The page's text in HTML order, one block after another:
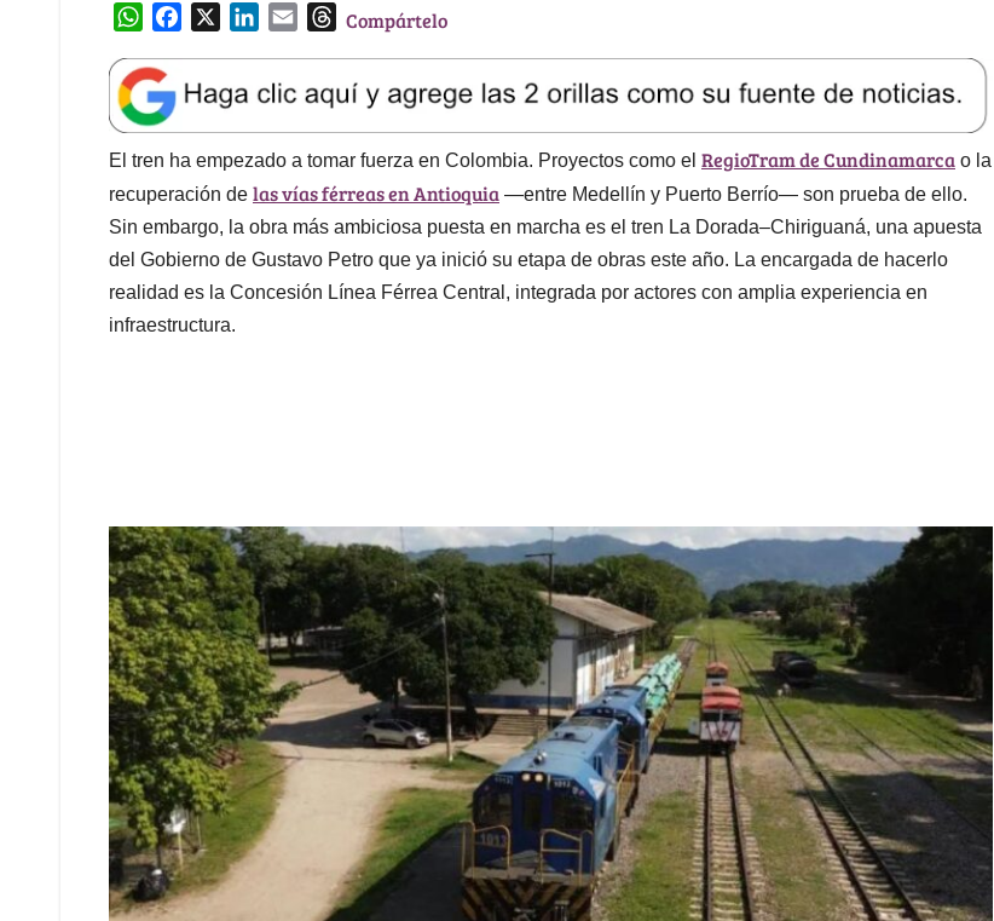
W
a
t
s
A
p
p
e
b
o
o
k
k
e
d
I
n
l
T
e
a
d
s
Compártelo
El tren ha empezado a tomar fuerza en Colombia. Proyectos como el RegioTram de Cundinamarca o la
recuperación de las vías férreas en Antioquia —entre Medellín y Puerto Berrío— son prueba de ello.
Sin embargo, la obra más ambiciosa puesta en marcha es el tren La Dorada–Chiriguaná, una apuesta
del Gobierno de Gustavo Petro que ya inició su etapa de obras este año. La encargada de hacerlo
realidad es la Concesión Línea Férrea Central, integrada por actores con amplia experiencia en
infraestructura.